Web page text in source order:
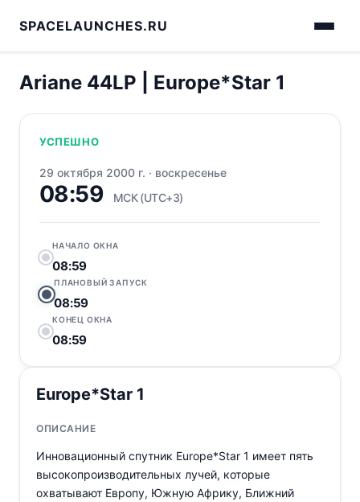
SPACELAUNCHES.RU
Ariane 44LP | Europe*Star 1
УСПЕШНО
29 октября 2000 г. · воскресенье
08:59 МСК (UTC+3)
НАЧАЛО ОКНА
08:59
ПЛАНОВЫЙ ЗАПУСК
08:59
КОНЕЦ ОКНА
08:59
Europe*Star 1
ОПИСАНИЕ
Инновационный спутник Europe*Star 1 имеет пять
высокопроизводительных лучей, которые
охватывают Европу, Южную Африку, Ближний